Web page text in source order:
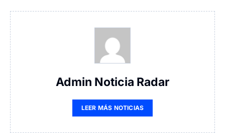
Admin Noticia Radar
LEER MÁS NOTICIAS